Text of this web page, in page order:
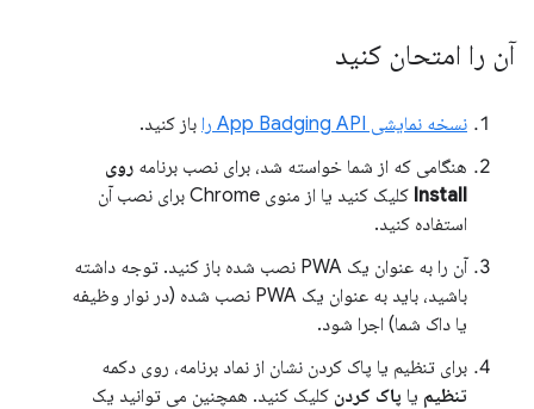
آن را امتحان کنید
نسخه نمایشی App Badging API را
باز کنید.
هنگامی که از شما خواسته شد، برای نصب برنامه روی
Install
کلیک کنید یا از منوی Chrome برای نصب آن
استفاده کنید.
آن را به عنوان یک PWA نصب شده باز کنید. توجه داشته
باشید، باید به عنوان یک PWA نصب شده (در نوار وظیفه
یا داک شما) اجرا شود.
برای تنظیم یا پاک کردن نشان از نماد برنامه، روی دکمه
تنظیم یا پاک کردن کلیک کنید. همچنین می توانید یک